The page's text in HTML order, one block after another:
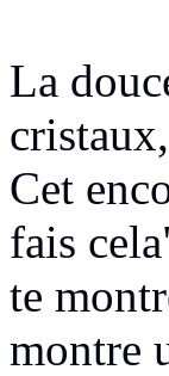
La
cristaux,
Cet
fais
te
montre